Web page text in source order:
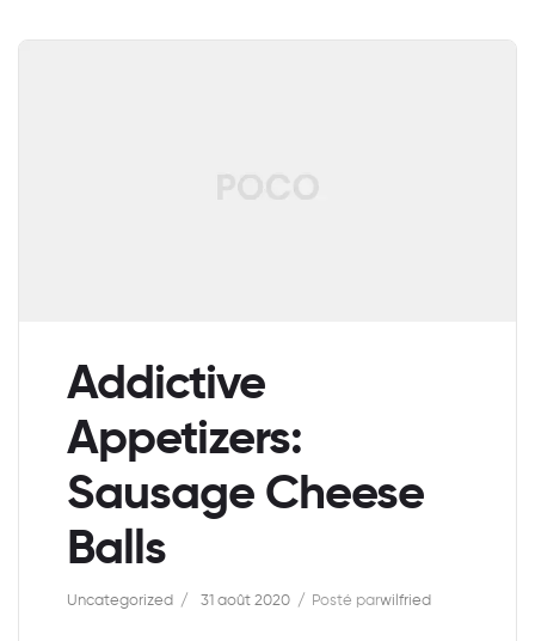
Addictive
Appetizers:
Sausage Cheese
Balls
Uncategorized 31 août 2020 Posté parwilfried